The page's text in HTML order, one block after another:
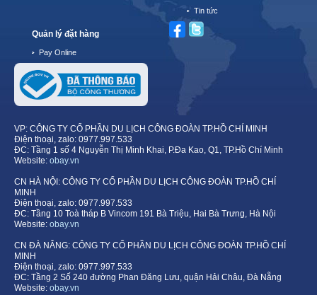
Tin tức
Quản lý đặt hàng
Pay Online
VP: CÔNG TY CỔ PHẦN DU LỊCH CÔNG ĐOÀN TP.HỒ CHÍ MINH
Điện thoại, zalo: 0977.997.533
ĐC: Tầng 1 số 4 Nguyễn Thị Minh Khai, P.Đa Kao, Q1, TP.Hồ Chí Minh
Website: obay.vn
CN HÀ NỘI: CÔNG TY CỔ PHẦN DU LỊCH CÔNG ĐOÀN TP.HỒ CHÍ
MINH
Điện thoại, zalo: 0977.997.533
ĐC: Tầng 10 Toà tháp B Vincom 191 Bà Triệu, Hai Bà Trưng, Hà Nội
Website: obay.vn
CN ĐÀ NẴNG: CÔNG TY CỔ PHẦN DU LỊCH CÔNG ĐOÀN TP.HỒ CHÍ
MINH
Điện thoại, zalo: 0977.997.533
ĐC: Tầng 2 Số 240 đường Phan Đăng Lưu, quận Hải Châu, Đà Nẵng
Website: obay.vn